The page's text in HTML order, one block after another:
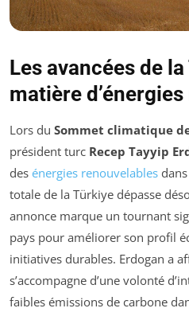
Les avancées de
matière
Lors du Sommet climatique de
président turc Recep Tayyip
des énergies renouvelables
totale de la Türkiye dépasse
annonce marque un tournant
pays pour améliorer son profil
initiatives durables. Erdogan a
s’accompagne d’une volonté
faibles émissions de carbone